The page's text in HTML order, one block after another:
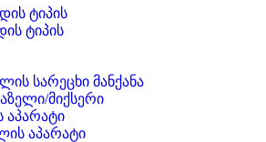
ტიპის
ტიპის
სარეცხი მანქანა
მიქსერი
აპარატი
აპარატი